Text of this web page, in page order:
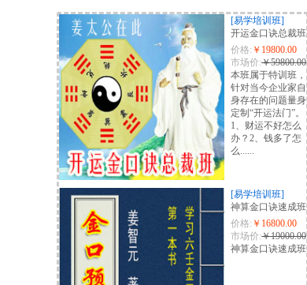
[易学培训班]
开运金口诀总裁班
价格: ￥19800.00
市场价:￥59800.00
本班属于特训班，
针对当今企业家自
身存在的问题量身
定制“开运法门”。
1、财运不好怎么
办？2、钱多了怎
么......
[易学培训班]
神算金口诀速成班
价格: ￥16800.00
市场价:￥19000.00
神算金口诀速成班